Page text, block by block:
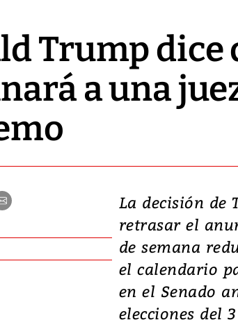
Trump dice
a una
La decisión de
retrasar el
de semana
el calendario
en el Senado
elecciones del
Video,
deja
daños